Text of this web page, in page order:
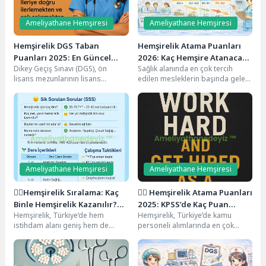
Ameliyathane Hemşiresi
Hemşirelik DGS Taban
Puanları 2025: En Güncel
Bilgiler ve Sık Sorulan
Sorular 📊
Dikey Geçiş Sınavı (DGS), ön
lisans mezunlarının lisans
sağlayan en önemli köprülerden...
Ameliyathane Hemşiresi
Hemşirelik Atama Puanları
2026: Kaç Hemşire Atanacak,
Puanlar Düşer mi?
Sağlık alanında en çok tercih
edilen mesleklerin başında gelen
KPSS...
Ameliyathane Hemşiresi
👩‍⚕️Hemşirelik Sıralama: Kaç
Binle Hemşirelik Kazanılır?
(2025 Güncel Rehber)
Hemşirelik, Türkiye’de hem
istihdam alanı geniş hem de
amaçlayan en gözde sağlık...
Ameliyathane Hemşiresi
👩‍⚕️ Hemşirelik Atama Puanları
2025: KPSS’de Kaç Puan
Gerekir?
Hemşirelik, Türkiye’de kamu
personeli alımlarında en çok
yapılan sağlık...